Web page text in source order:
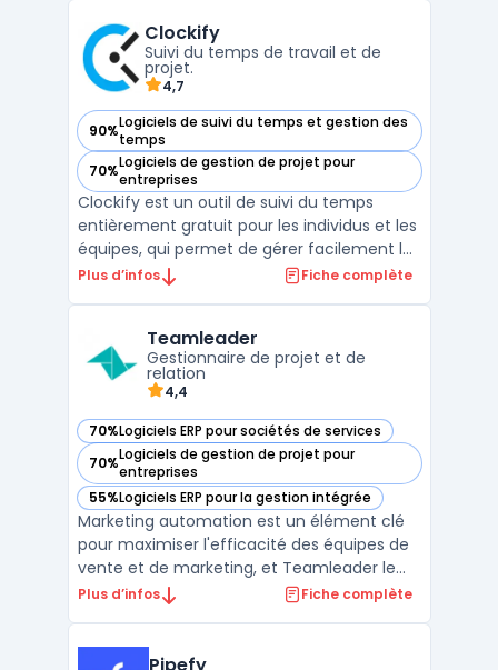
personnalisation étendues pour mieux
coordonner votre tra ...
Clockify
Suivi du temps de travail et de
projet.
4,7
90%Logiciels de suivi du temps et gestion des
temps
— voir Clockify dans cette catégorie
70%Logiciels de gestion de projet pour
entreprises
— voir Clockify dans cette catégorie
Clockify est un outil de suivi du temps
entièrement gratuit pour les individus et les
équipes, qui permet de gérer facilement les
heures de travail et de générer des
temps en temps réel, la possibilité de créer
...
Plus d’infos Fiche complète
Teamleader
Gestionnaire de projet et de
relation
4,4
70%Logiciels ERP pour sociétés de services
— voir Teamleader dans cette catégorie
70%Logiciels de gestion de projet pour
entreprises
— voir Teamleader dans cette catégorie
55%Logiciels ERP pour la gestion intégrée
— voir Teamleader dans cette catégorie
Marketing automation est un élément clé
pour maximiser l'efficacité des équipes de
vente et de marketing, et Teamleader le
facilite grandement. Avec cet outil en ligne,
gérer vos projets, automatiser vos tâches
Plus d’infos Fiche complète